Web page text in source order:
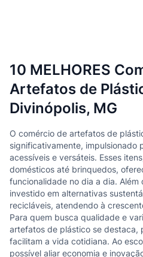
10 MELHORES
Artefatos de
Divinópolis, MG
O comércio de artefatos de
significativamente, impulsionado
acessíveis e versáteis. Esses
domésticos até brinquedos,
funcionalidade no dia a dia. Além
investido em alternativas
recicláveis, atendendo à
Para quem busca qualidade e
artefatos de plástico se destaca,
facilitam a vida cotidiana. Ao
possível aliar economia e